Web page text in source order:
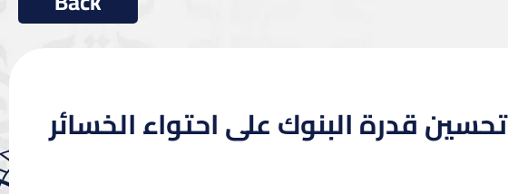
تحسين قدرة البنوك على احتواء الخسائر